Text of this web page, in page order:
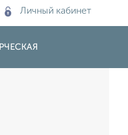
Личный кабинет